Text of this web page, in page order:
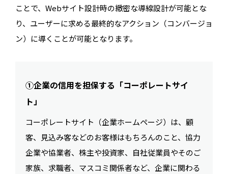
ことで、Webサイト設計時の緻密な導線設計が可能とな
り、ユーザーに求める最終的なアクション（コンバージョ
ン）に導くことが可能となります。
①企業の信用を担保する「コーポレートサイ
ト」
コーポレートサイト（企業ホームページ）は、顧
客、見込み客などのお客様はもちろんのこと、協力
企業や協業者、株主や投資家、自社従業員やそのご
家族、求職者、マスコミ関係者など、企業に関わる